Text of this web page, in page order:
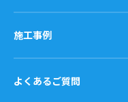
施工事例
よくあるご質問